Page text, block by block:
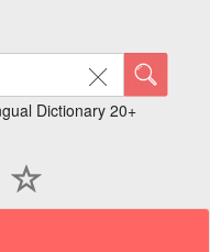
Dictionary 20+